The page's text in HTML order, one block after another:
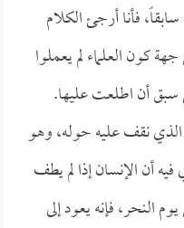
فأنا أرجئ الكلام
كون العلماء لم يعملوا
سبق أن اطلعت عليها.
نقف عليه حوله، وهو
أن الإنسان إذا لم يطف
فإنه يعود إلى